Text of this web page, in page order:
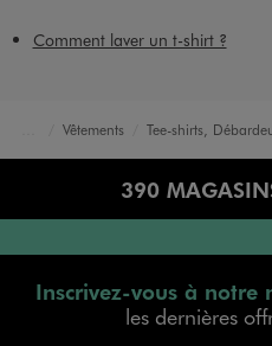
Comment laver un t-shirt ?
Vêtements Tee-shirts,
390
Inscrivez-vous à notre
les dernières